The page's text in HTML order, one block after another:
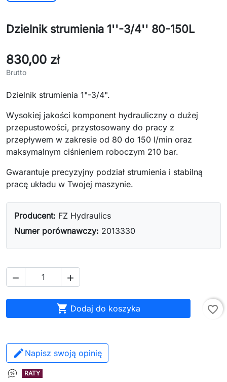
Dzielnik strumienia 1''-3/4'' 80-150L
830,00 zł
Brutto
Dzielnik strumienia 1"-3/4".
Wysokiej jakości komponent hydrauliczny o dużej
przepustowości, przystosowany do pracy z
przepływem w zakresie od 80 do 150 l/min oraz
maksymalnym ciśnieniem roboczym 210 bar.
Gwarantuje precyzyjny podział strumienia i stabilną
pracę układu w Twojej maszynie.
Producent: FZ Hydraulics
Numer porównawczy: 2013330
 
 Dodaj do koszyka favorite_border
Napisz swoją opinię
RATY